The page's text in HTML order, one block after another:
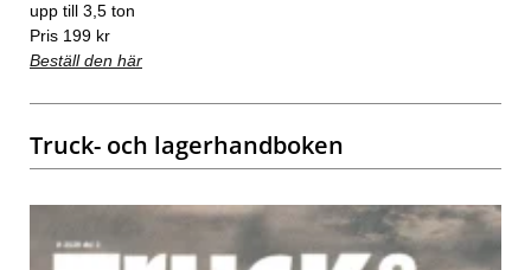
upp till 3,5 ton
Pris 199 kr
Beställ den här
Truck- och lagerhandboken